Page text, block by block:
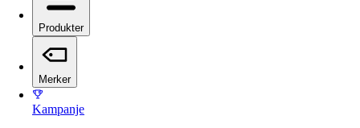
Produkter
Merker
Kampanje